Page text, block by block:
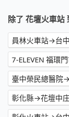
除了 花壇火車
員林火車站→台
7-ELEVEN 福環
臺中榮民總醫院
彰化縣→花壇中